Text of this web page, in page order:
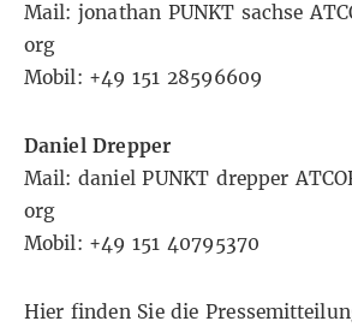
Mail: jonathan PUNKT sachse
org
Mobil: +49 151 28596609
Daniel Drepper
Mail: daniel PUNKT drepper
org
Mobil: +49 151 40795370
Hier finden Sie die